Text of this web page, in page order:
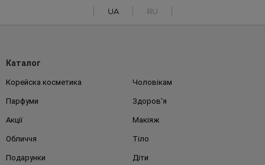
UA RU
Каталог
Корейска косметика Чоловікам
Парфуми Здоров'я
Акції Макіяж
Обличчя Тіло
Подарунки Діти